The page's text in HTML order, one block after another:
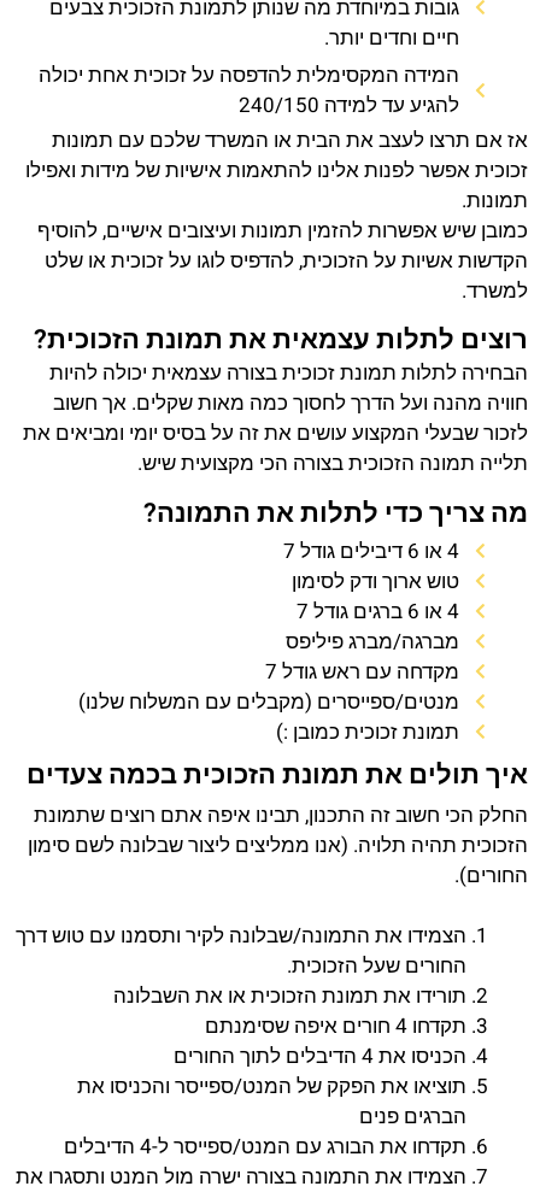
גובות במיוחדת מה שנותן לתמונת הזכוכית צבעים
חיים וחדים יותר.
המידה המקסימלית להדפסה על זכוכית אחת יכולה
להגיע עד למידה 240/150
אז אם תרצו לעצב את הבית או המשרד שלכם עם תמונות
זכוכית אפשר לפנות אלינו להתאמות אישיות של מידות ואפילו
תמונות.
כמובן שיש אפשרות להזמין תמונות ועיצובים אישיים, להוסיף
הקדשות אשיות על הזכוכית, להדפיס לוגו על זכוכית או שלט
למשרד.
רוצים לתלות עצמאית את תמונת הזכוכית?
הבחירה לתלות תמונת זכוכית בצורה עצמאית יכולה להיות
חוויה מהנה ועל הדרך לחסוך כמה מאות שקלים. אך חשוב
לזכור שבעלי המקצוע עושים את זה על בסיס יומי ומביאים את
תלייה תמונה הזכוכית בצורה הכי מקצועית שיש.
מה צריך כדי לתלות את התמונה?
4 או 6 דיבילים גודל 7
טוש ארוך ודק לסימון
4 או 6 ברגים גודל 7
מברגה/מברג פיליפס
מקדחה עם ראש גודל 7
מנטים/ספייסרים (מקבלים עם המשלוח שלנו)
תמונת זכוכית כמובן :)
איך תולים את תמונת הזכוכית בכמה צעדים
החלק הכי חשוב זה התכנון, תבינו איפה אתם רוצים שתמונת
הזכוכית תהיה תלויה. (אנו ממליצים ליצור שבלונה לשם סימון
החורים).
הצמידו את התמונה/שבלונה לקיר ותסמנו עם טוש דרך
החורים שעל הזכוכית.
תורידו את תמונת הזכוכית או את השבלונה
תקדחו 4 חורים איפה שסימנתם
הכניסו את 4 הדיבלים לתוך החורים
תוציאו את הפקק של המנט/ספייסר והכניסו את
הברגים פנים
תקדחו את הבורג עם המנט/ספייסר ל-4 הדיבלים
הצמידו את התמונה בצורה ישרה מול המנט ותסגרו את